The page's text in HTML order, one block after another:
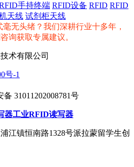
手持终端 RFID设备 RFID RFID
天线 试剂柜天线
无头绪？我们深耕行业十多年，
询获取专属建议。
术有限公司
号-1
备 31011202008781号
器工业RFID读写器
江镇恒南路1328号派拉蒙留学生创